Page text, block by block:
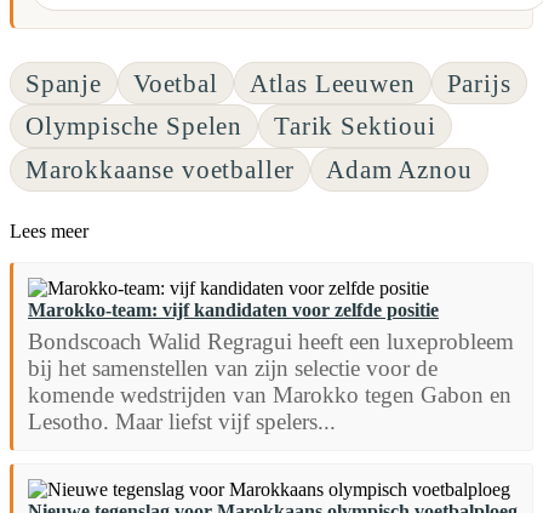
Spanje Voetbal Atlas Leeuwen
Parijs
Olympische Spelen
Tarik Sektioui
Marokkaanse voetballer
Adam Aznou
Lees meer
Marokko-team: vijf kandidaten voor zelfde positie
Bondscoach Walid Regragui heeft een luxeprobleem
bij het samenstellen van zijn selectie voor de
komende wedstrijden van Marokko tegen Gabon en
Lesotho. Maar liefst vijf spelers...